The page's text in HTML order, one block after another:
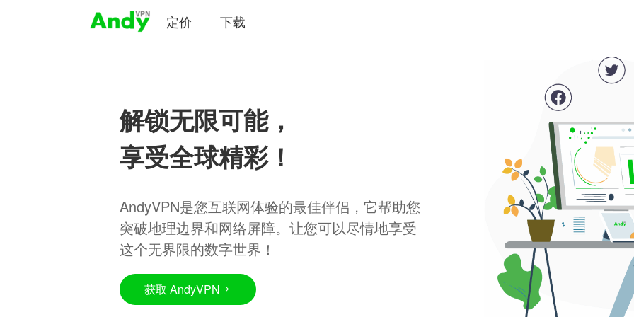
定价 下载
解锁无限可能，
享受全球精彩！
AndyVPN是您互联网体验的最佳伴侣，它帮助您
突破地理边界和网络屏障。让您可以尽情地享受
这个无界限的数字世界！
获取 AndyVPN